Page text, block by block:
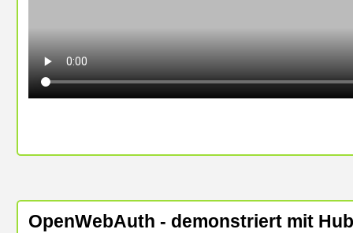
OpenWebAuth - demonstriert mit